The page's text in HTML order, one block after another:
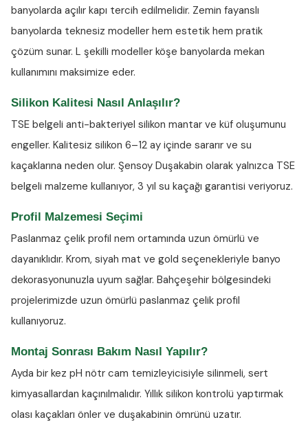
banyolarda açılır kapı tercih edilmelidir. Zemin fayanslı
banyolarda teknesiz modeller hem estetik hem pratik
çözüm sunar. L şekilli modeller köşe banyolarda mekan
kullanımını maksimize eder.
Silikon Kalitesi Nasıl Anlaşılır?
TSE belgeli anti-bakteriyel silikon mantar ve küf oluşumunu
engeller. Kalitesiz silikon 6–12 ay içinde sararır ve su
kaçaklarına neden olur. Şensoy Duşakabin olarak yalnızca TSE
belgeli malzeme kullanıyor, 3 yıl su kaçağı garantisi veriyoruz.
Profil Malzemesi Seçimi
Paslanmaz çelik profil nem ortamında uzun ömürlü ve
dayanıklıdır. Krom, siyah mat ve gold seçenekleriyle banyo
dekorasyonunuzla uyum sağlar. Bahçeşehir bölgesindeki
projelerimizde uzun ömürlü paslanmaz çelik profil
kullanıyoruz.
Montaj Sonrası Bakım Nasıl Yapılır?
Ayda bir kez pH nötr cam temizleyicisiyle silinmeli, sert
kimyasallardan kaçınılmalıdır. Yıllık silikon kontrolü yaptırmak
olası kaçakları önler ve duşakabinin ömrünü uzatır.